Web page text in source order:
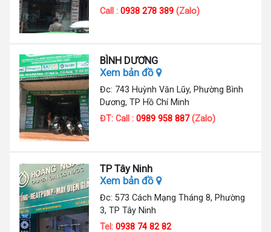
Call :0938 278 389(Zalo)
BÌNH DƯƠNG
Xem bản đồ
Đc: 743 Huỳnh Văn Lũy, Phường Bình
Dương, TP Hồ Chí Minh
ĐT: Call :0989 958 887(Zalo)
TP Tây Ninh
Xem bản đồ
Đc: 573 Cách Mạng Tháng 8, Phường
3, TP Tây Ninh
Tel:0938 74 82 82